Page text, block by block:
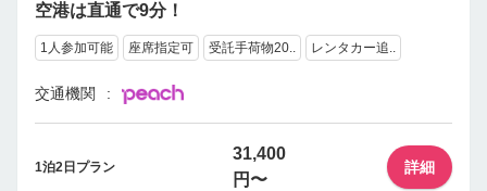
空港は直通で9分！
1人参加可能 座席指定可 受託手荷物20.. レンタカー追..
交通機関
1泊2日プラン
31,400
円〜
詳細